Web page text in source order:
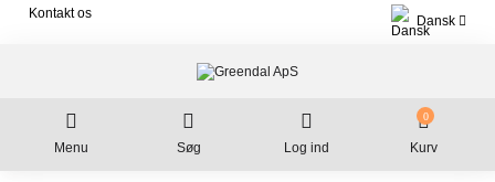
Kontakt os
Dansk
Menu Søg Log ind
0
Kurv